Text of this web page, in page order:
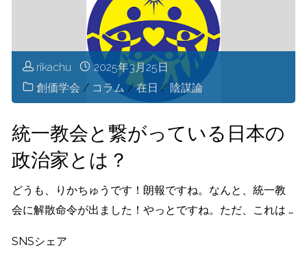
こ
と
か？"
逮
捕！
統
終
rikachu
2025年3月25日
創価学会 / コラム / 在日 / 陰謀論
統一教会と繋がっている日本の
政治家とは？
どうも、りかちゅうです！朗報ですね。なんと、統一教
会に解散命令が出ました！やっとですね。ただ、これは …
SNSシェア